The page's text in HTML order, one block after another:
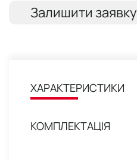
Залишити заявку
ХАРАКТЕРИСТИКИ
КОМПЛЕКТАЦІЯ